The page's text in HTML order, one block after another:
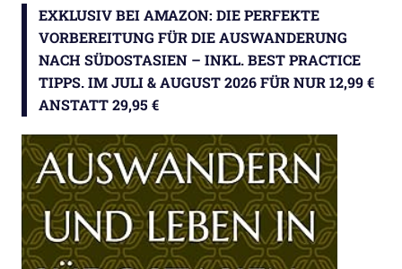
EXKLUSIV BEI AMAZON: DIE PERFEKTE
VORBEREITUNG FÜR DIE AUSWANDERUNG
NACH SÜDOSTASIEN – INKL. BEST PRACTICE
TIPPS. IM JULI & AUGUST 2026 FÜR NUR 12,99 €
ANSTATT 29,95 €